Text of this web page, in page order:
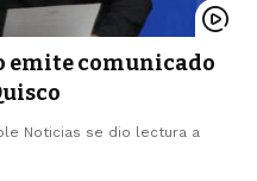
emite comunicado
Noticias se dio lectura a